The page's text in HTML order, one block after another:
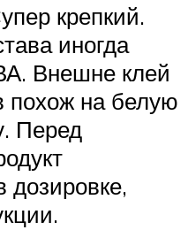
крепкий.
иногда
Внешне клей
похож на белую
Перед
дозировке,